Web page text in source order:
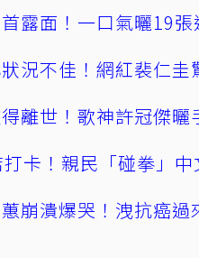
露面！一口氣曬19
況不佳！網紅裴仁圭
離世！歌神許冠傑曬
卡！親民「碰拳」
崩潰爆哭！洩抗癌